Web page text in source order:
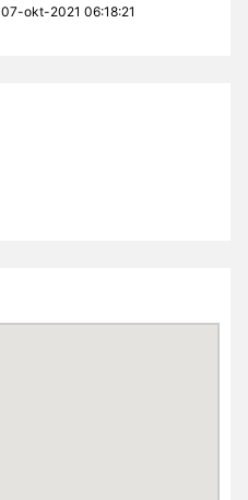
07-okt-2021 06:18:21